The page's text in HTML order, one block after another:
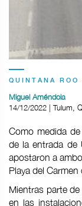
QUINTANA ROO
Miguel Améndola
14/12/2022 | Tulum,
Como medida
de la entrada de
apostaron a
Playa del
Mientras parte
en las